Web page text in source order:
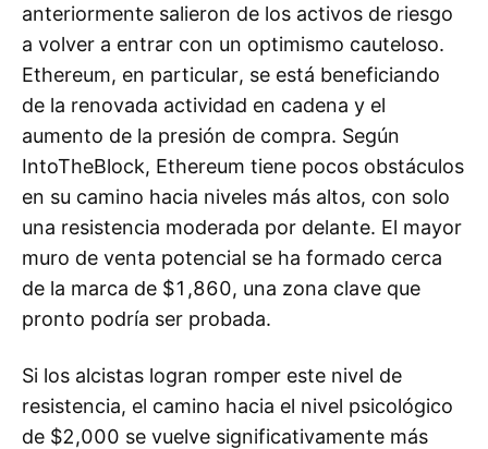
anteriormente salieron de los activos de riesgo
a volver a entrar con un optimismo cauteloso.
Ethereum, en particular, se está beneficiando
de la renovada actividad en cadena y el
aumento de la presión de compra. Según
IntoTheBlock, Ethereum tiene pocos obstáculos
en su camino hacia niveles más altos, con solo
una resistencia moderada por delante. El mayor
muro de venta potencial se ha formado cerca
de la marca de $1,860, una zona clave que
pronto podría ser probada.
Si los alcistas logran romper este nivel de
resistencia, el camino hacia el nivel psicológico
de $2,000 se vuelve significativamente más